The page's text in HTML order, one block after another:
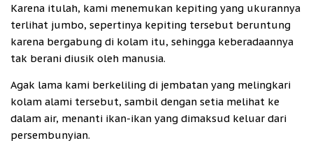
Karena itulah, kami menemukan kepiting yang ukurannya
terlihat jumbo, sepertinya kepiting tersebut beruntung
karena bergabung di kolam itu, sehingga keberadaannya
tak berani diusik oleh manusia.
Agak lama kami berkeliling di jembatan yang melingkari
kolam alami tersebut, sambil dengan setia melihat ke
dalam air, menanti ikan-ikan yang dimaksud keluar dari
persembunyian.